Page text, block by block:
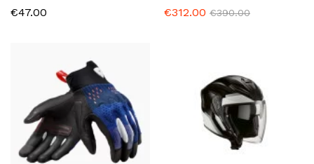
€47.00 €312.00 €390.00